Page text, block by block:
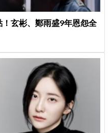
！玄彬、鄭雨盛9年恩怨全